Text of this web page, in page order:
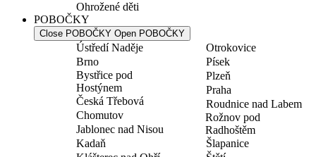
Ohrožené děti
POBOČKY
Close POBOČKY Open POBOČKY
Ústředí Naděje
Brno
Bystřice pod
Hostýnem
Česká Třebová
Chomutov
Jablonec nad Nisou
Kadaň
Otrokovice
Písek
Plzeň
Praha
Roudnice nad Labem
Rožnov pod
Radhoštěm
Šlapanice